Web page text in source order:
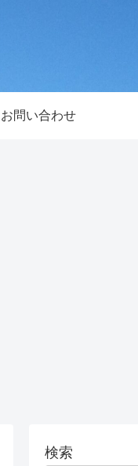
お問い合わせ
検索